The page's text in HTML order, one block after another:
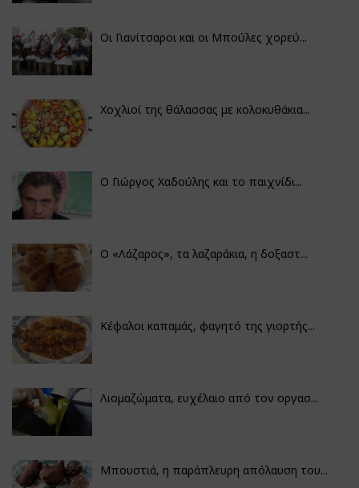
Οι Γιανίτσαροι και οι Μπούλες χορεύ...
Χοχλιοί της θάλασσας με κολοκυθάκια...
Ο Γιώργος Χαδούλης και το παιχνίδι...
Ο «Λάζαρος», τα λαζαράκια, η δοξαστ...
Κέφαλοι καπαμάς, φαγητό της γιορτής...
Λιομαζώματα, ευχέλαιο από τον οργασ...
Μπουστιά, η παράπλευρη απόλαυση του...